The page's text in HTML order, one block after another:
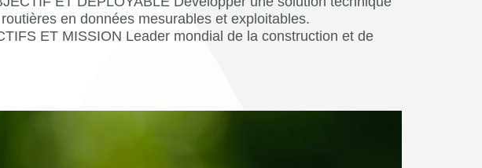
en données mesurables et exploitables.
ET MISSION Leader mondial de la construction et de